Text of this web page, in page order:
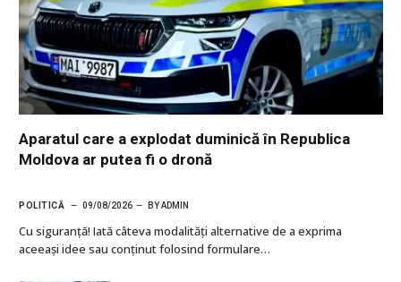
Aparatul care a explodat duminică în Republica
Moldova ar putea fi o dronă
POLITICĂ 09/08/2026 BYADMIN
Cu siguranţă! Iată câteva modalități alternative de a exprima
aceeași idee sau conținut folosind formulare…